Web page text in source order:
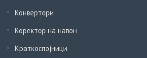
Конвертори
Коректор на напон
Краткоспојници